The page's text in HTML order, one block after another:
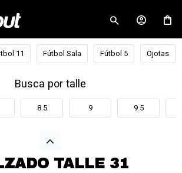
11 Fútbol Sala Fútbol 5 Ojotas
Busca por talle
8.5 9 9.5
TALLE 31